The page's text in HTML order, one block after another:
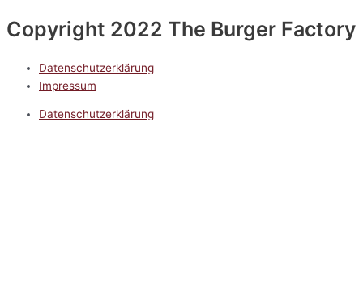
Copyright 2022 The Burger Factory
Datenschutzerklärung
Impressum
Datenschutzerklärung